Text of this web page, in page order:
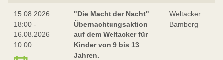
15.08.2026
18:00 -
16.08.2026
10:00
"Die Macht der Nacht"
Übernachtungsaktion
auf dem Weltacker für
Kinder von 9 bis 13
Jahren.
Weltacker
Bamberg